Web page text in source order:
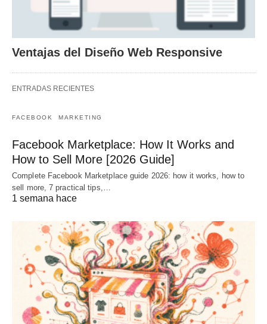
Ventajas del Diseño Web Responsive
ENTRADAS RECIENTES
FACEBOOK MARKETING
Facebook Marketplace: How It Works and
How to Sell More [2026 Guide]
Complete Facebook Marketplace guide 2026: how it works, how to
sell more, 7 practical tips,…
1 semana hace